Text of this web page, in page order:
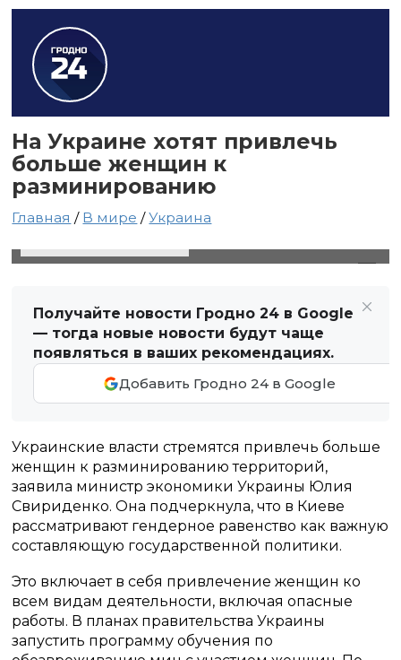
На Украине хотят привлечь
больше женщин к
разминированию
Главная / В мире /Украина
Получайте новости Гродно 24 в Google
— тогда новые новости будут чаще
появляться в ваших рекомендациях.
Добавить Гродно 24 в Google
Украинские власти стремятся привлечь больше
женщин к разминированию территорий,
заявила министр экономики Украины Юлия
Свириденко. Она подчеркнула, что в Киеве
рассматривают гендерное равенство как важную
составляющую государственной политики.
Это включает в себя привлечение женщин ко
всем видам деятельности, включая опасные
работы. В планах правительства Украины
запустить программу обучения по